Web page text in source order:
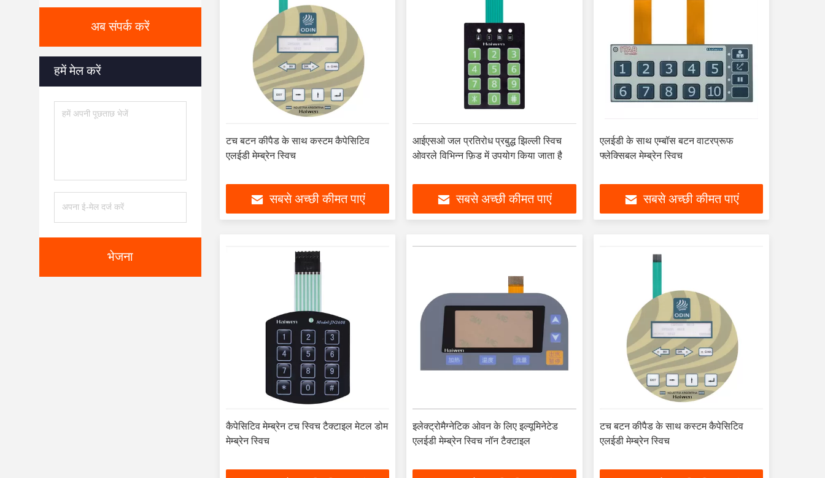
अब संपर्क करें
हमें मेल करें
भेजना
टच बटन कीपैड के साथ कस्टम कैपेसिटिव
एलईडी मेम्ब्रेन स्विच
सबसे अच्छी कीमत पाएं
आईएसओ जल प्रतिरोध प्रबुद्ध झिल्ली स्विच
ओवरले विभिन्न फ़िड में उपयोग किया जाता है
सबसे अच्छी कीमत पाएं
एलईडी के साथ एम्बॉस बटन वाटरप्रूफ
फ्लेक्सिबल मेम्ब्रेन स्विच
सबसे अच्छी कीमत पाएं
कैपेसिटिव मेम्ब्रेन टच स्विच टैक्टाइल मेटल डोम
मेम्ब्रेन स्विच
इलेक्ट्रोमैग्नेटिक ओवन के लिए इल्यूमिनेटेड
एलईडी मेम्ब्रेन स्विच नॉन टैक्टाइल
टच बटन कीपैड के साथ कस्टम कैपेसिटिव
एलईडी मेम्ब्रेन स्विच